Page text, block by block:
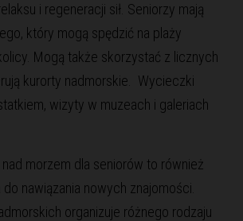
i regeneracji sił. Seniorzy mają
który mogą spędzić na plaży
Mogą także skorzystać z licznych
kurorty nadmorskie. Wycieczki
wizyty w muzeach i galeriach
morzem dla seniorów to również
do nawiązania nowych znajomości.
organizuje różnego rodzaju